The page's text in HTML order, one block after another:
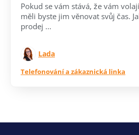
Pokud se vám stává, že vám
měli byste jim věnovat svůj čas.
prodej ...
Lada
Telefonování a zákaznická linka